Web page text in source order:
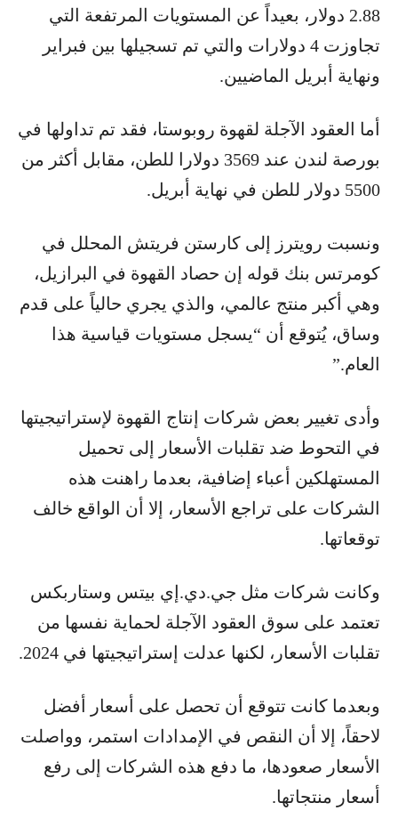
2.88 دولار، بعيداً عن المستويات المرتفعة التي
تجاوزت 4 دولارات والتي تم تسجيلها بين فبراير
ونهاية أبريل الماضيين.
أما العقود الآجلة لقهوة روبوستا، فقد تم تداولها في
بورصة لندن عند 3569 دولارا للطن، مقابل أكثر من
5500 دولار للطن في نهاية أبريل.
ونسبت رويترز إلى كارستن فريتش المحلل في
كومرتس بنك قوله إن حصاد القهوة في البرازيل،
وهي أكبر منتج عالمي، والذي يجري حالياً على قدم
وساق، يُتوقع أن “يسجل مستويات قياسية هذا
العام.”
وأدى تغيير بعض شركات إنتاج القهوة لإستراتيجيتها
في التحوط ضد تقلبات الأسعار إلى تحميل
المستهلكين أعباء إضافية، بعدما راهنت هذه
الشركات على تراجع الأسعار، إلا أن الواقع خالف
توقعاتها.
وكانت شركات مثل جي.دي.إي بيتس وستاربكس
تعتمد على سوق العقود الآجلة لحماية نفسها من
تقلبات الأسعار، لكنها عدلت إستراتيجيتها في 2024.
وبعدما كانت تتوقع أن تحصل على أسعار أفضل
لاحقاً، إلا أن النقص في الإمدادات استمر، وواصلت
الأسعار صعودها، ما دفع هذه الشركات إلى رفع
أسعار منتجاتها.